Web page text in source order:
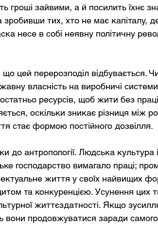
гроші зайвими, а й посилить їхнє
тих, хто не має капіталу,
несе в собі неявну політичну
цей перерозподіл відбувається.
власність на виробничі
ресурсів, щоб жити без
оскільки зникає різниця між
стає формою постійного дозвілля.
до антропології. Людська культура
господарство вимагало праці;
життя у своїх найвищих
та конкуренцією. Усунення цих
життєздатності. Якщо
вони продовжуватися заради